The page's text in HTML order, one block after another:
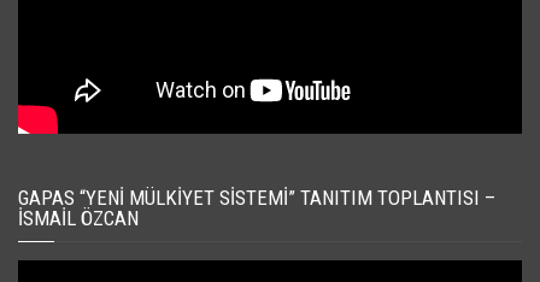
GAPAS “YENI MÜLKIYET SISTEMI” TANITIM TOPLANTISI –
İSMAIL ÖZCAN